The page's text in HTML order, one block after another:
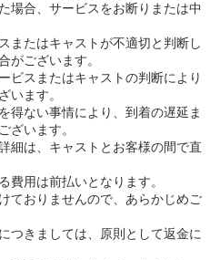
場合、サービスをお断りまたは中
またはキャストが不適切と判断し
がございます。
ビスまたはキャストの判断により
います。
得ない事情により、到着の遅延ま
ざいます。
細は、キャストとお客様の間で直
費用は前払いとなります。
ておりませんので、あらかじめご
つきましては、原則として返金に